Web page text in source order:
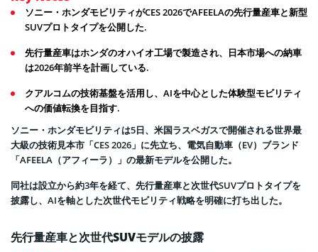
ソニー・ホンダモビリティがCES 2026でAFEELAの先行量産車と新型
SUVプロトタイプを公開した.
先行量産車はホンダのオハイオ工場で製造され、日本市場への納車
は2026年前半を計画している.
クアルコムの技術基盤を活用し、AIを中心とした体験型モビリティ
への価値転換を目指す.
ソニー・ホンダモビリティは5日、米国ラスベガスで開催される世界最
大級の技術見本市「CES 2026」に先立ち、電気自動車（EV）ブランド
「AFEELA（アフィーラ）」の最新モデルを公開した。
同社は設立から約3年を経て、先行量産車と次世代SUVプロトタイプを
披露し、AIを軸とした次世代モビリティ戦略を明確に打ち出した。
先行量産車と次世代SUVモデルの披露